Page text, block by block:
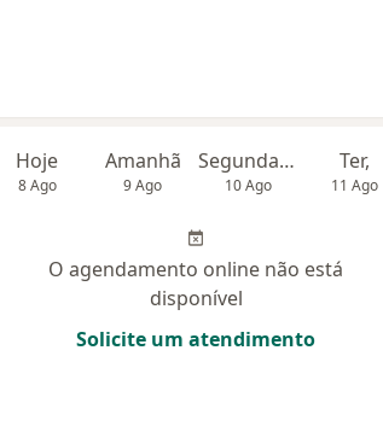
Hoje
8 Ago
Amanhã
9 Ago
Segunda-feira
10 Ago
Ter,
11 Ago
O agendamento online não está
disponível
Solicite um atendimento